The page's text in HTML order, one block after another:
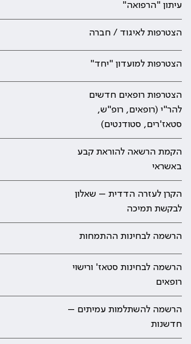
עיתון "הרפואה"
הצטרפות לאיגוד / חברה
הצטרפות למועדון "יחד"
הצטרפות רופאים חדשים
להר"י (רופאים, רופ"ש,
סטאז'רים, סטודנטים)
הקמת הרשאה להוראת קבע
באשראי
הקרן לעזרה הדדית – שאלון
לבקשת תמיכה
הרשמה לבחינות ההתמחות
הרשמה לבחינות סטאז' ורישוי
רופאים
הרשמה להשתלמות עמיתים –
חדשנות